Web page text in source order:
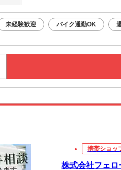
未経験歓迎 バイク通勤OK
携帯ショッ
株式会社フェ